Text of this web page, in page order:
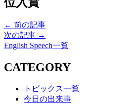
← 前の記事
次の記事 →
English Speech一覧
CATEGORY
トピックス一覧
今日の出来事